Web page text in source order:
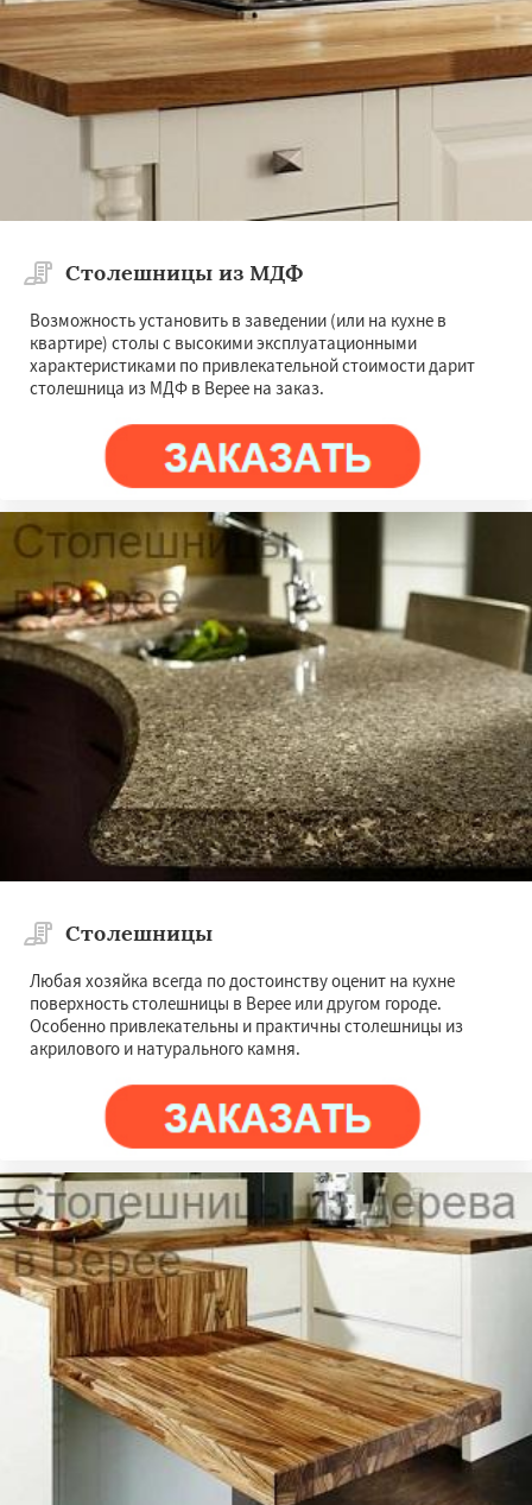
Столешницы из МДФ
Возможность установить в заведении (или на кухне в
квартире) столы с высокими эксплуатационными
характеристиками по привлекательной стоимости дарит
столешница из МДФ в Верее на заказ.
Столешницы
Любая хозяйка всегда по достоинству оценит на кухне
поверхность столешницы в Верее или другом городе.
Особенно привлекательны и практичны столешницы из
акрилового и натурального камня.